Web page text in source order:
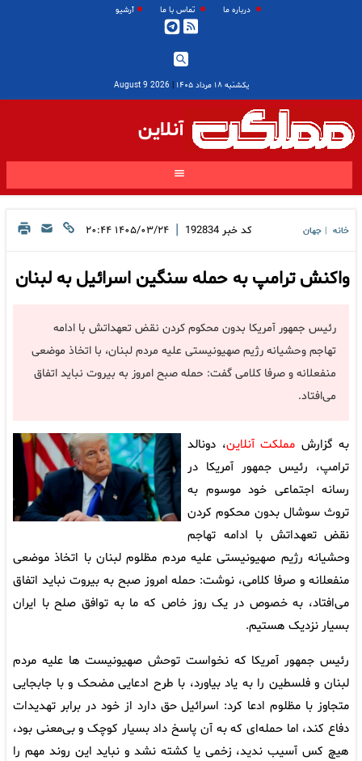
درباره ما تماس با ما آرشیو
یکشنبه ۱۸ مرداد ۱۴۰۵ |
2026 August 9
آنلاین
خانه جهان کد خبر 192834
| ۱۴۰۵/۰۳/۲۴ ۲۰:۴۴
واکنش ترامپ به حمله سنگین اسرائیل به لبنان
رئیس جمهور آمریکا بدون محکوم کردن نقض تعهداتش با ادامه
تهاجم وحشیانه رژیم صهیونیستی علیه مردم لبنان، با اتخاذ موضعی
منفعلانه و صرفا کلامی گفت: حمله صبح امروز به بیروت نباید اتفاق
می‌افتاد.
به گزارش مملکت آنلاین، دونالد
ترامپ، رئیس جمهور آمریکا در
رسانه اجتماعی خود موسوم به
تروث سوشال بدون محکوم کردن
نقض تعهداتش با ادامه تهاجم
وحشیانه رژیم صهیونیستی علیه مردم مظلوم لبنان با اتخاذ موضعی
منفعلانه و صرفا کلامی، نوشت: حمله امروز صبح به بیروت نباید اتفاق
می‌افتاد، به خصوص در یک روز خاص که ما به توافق صلح با ایران
بسیار نزدیک هستیم.
رئیس جمهور آمریکا که نخواست توحش صهیونیست ها علیه مردم
لبنان و فلسطین را به یاد بیاورد، با طرح ادعایی مضحک و با جابجایی
متجاوز با مظلوم ادعا کرد: اسرائیل حق دارد از خود در برابر تهدیدات
دفاع کند، اما حمله‌ای که به آن پاسخ داد بسیار کوچک و بی‌معنی بود،
هیچ کس آسیب ندید، زخمی یا کشته نشد و نباید این روند مهم را